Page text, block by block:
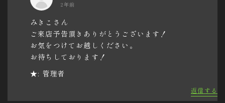
2年前
みきこさん
ご来店予告頂きありがとうございます！
お気をつけてお越しください。
お待ちしております！
★: 管理者
返信する